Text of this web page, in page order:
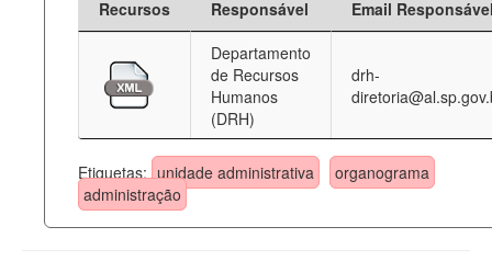
Recursos Responsável
Email
Departamento
de Recursos
Humanos
(DRH)
drh-
Etiquetas: unidade administrativa
organograma
administração